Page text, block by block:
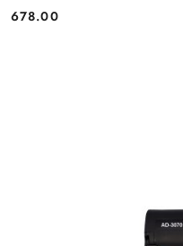
Cena:
678.00